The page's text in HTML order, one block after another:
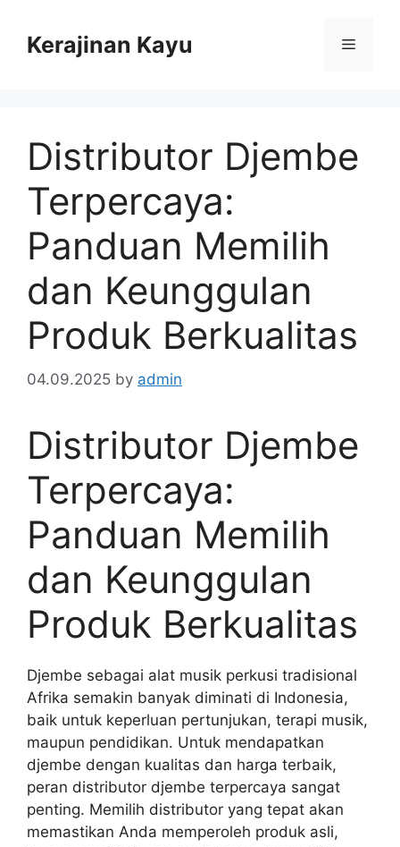
contentKerajinan Kayu Menu
Distributor Djembe
Terpercaya:
Panduan Memilih
dan Keunggulan
Produk Berkualitas
04.09.2025 by admin
Distributor Djembe
Terpercaya:
Panduan Memilih
dan Keunggulan
Produk Berkualitas
Djembe sebagai alat musik perkusi tradisional
Afrika semakin banyak diminati di Indonesia,
baik untuk keperluan pertunjukan, terapi musik,
maupun pendidikan. Untuk mendapatkan
djembe dengan kualitas dan harga terbaik,
peran distributor djembe terpercaya sangat
penting. Memilih distributor yang tepat akan
memastikan Anda memperoleh produk asli,